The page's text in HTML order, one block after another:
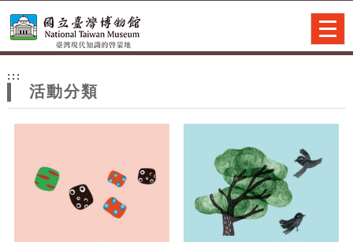
網
站
主
:::
活動分類